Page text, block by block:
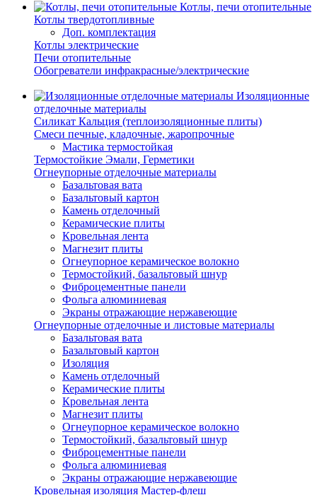
Котлы, печи отопительные
Котлы твердотопливные
Доп. комплектация
Котлы электрические
Печи отопительные
Обогреватели инфракрасные/электрические
Изоляционные
отделочные материалы
Силикат Кальция (теплоизоляционные плиты)
Смеси печные, кладочные, жаропрочные
Мастика термостойкая
Термостойкие Эмали, Герметики
Огнеупорные отделочные материалы
Базальтовая вата
Базальтовый картон
Камень отделочный
Керамические плиты
Кровельная лента
Магнезит плиты
Огнеупорное керамическое волокно
Термостойкий, базальтовый шнур
Фиброцементные панели
Фольга алюминиевая
Экраны отражающие нержавеющие
Огнеупорные отделочные и листовые материалы
Базальтовая вата
Базальтовый картон
Изоляция
Камень отделочный
Керамические плиты
Кровельная лента
Магнезит плиты
Огнеупорное керамическое волокно
Термостойкий, базальтовый шнур
Фиброцементные панели
Фольга алюминиевая
Экраны отражающие нержавеющие
Кровельная изоляция Мастер-флеш